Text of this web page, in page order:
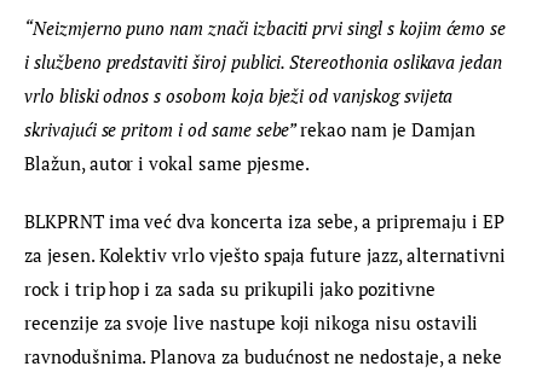
“Neizmjerno puno nam znači izbaciti prvi singl s kojim ćemo se
i službeno predstaviti široj publici. Stereothonia oslikava jedan
vrlo bliski odnos s osobom koja bježi od vanjskog svijeta
skrivajući se pritom i od same sebe” rekao nam je Damjan
Blažun, autor i vokal same pjesme.
BLKPRNT ima već dva koncerta iza sebe, a pripremaju i EP
za jesen. Kolektiv vrlo vješto spaja future jazz, alternativni
rock i trip hop i za sada su prikupili jako pozitivne
recenzije za svoje live nastupe koji nikoga nisu ostavili
ravnodušnima. Planova za budućnost ne nedostaje, a neke